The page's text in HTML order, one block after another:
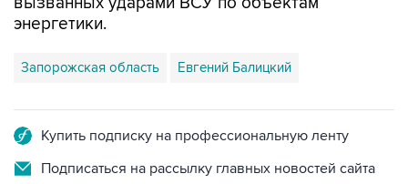
Запорожская область
Подписаться на рассылку главных новостей сайта
Получать оперативные новости в официальном